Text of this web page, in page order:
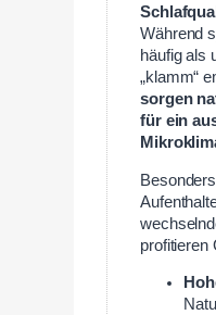
Während
häufig als
„klamm“
sorgen
für ein
profitieren